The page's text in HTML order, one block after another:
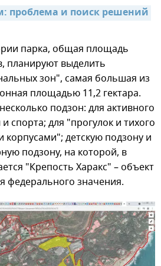
проблема и поиск решений
парка, общая площадь
планируют выделить
зон", самая большая из
площадью 11,2 гектара.
подзон: для активного
спорта; для "прогулок и тихого
корпусами"; детскую подзону и
подзону, на которой, в
"Крепость Харакс" – объект
федерального значения.